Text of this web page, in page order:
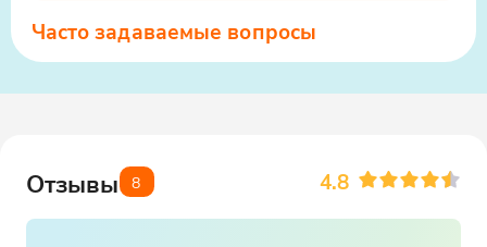
Часто задаваемые вопросы
Отзывы 8 4.8